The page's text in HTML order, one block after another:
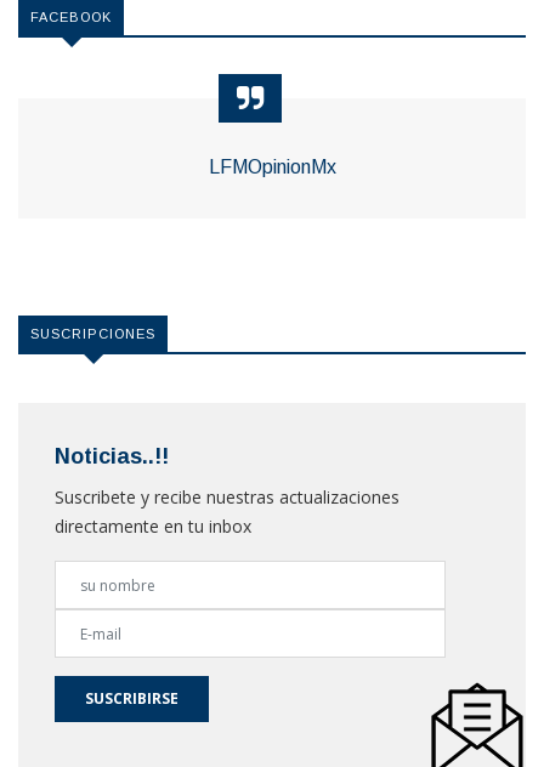
FACEBOOK
LFMOpinionMx
SUSCRIPCIONES
Noticias..!!
Suscribete y recibe nuestras actualizaciones
directamente en tu inbox
SUSCRIBIRSE